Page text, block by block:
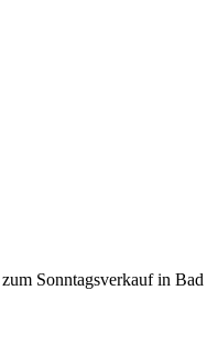
Sonntagsverkauf in Bad